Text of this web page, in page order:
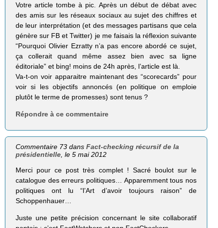
Votre article tombe à pic. Après un début de débat avec
des amis sur les réseaux sociaux au sujet des chiffres et
de leur interprétation (et des messages partisans que cela
génère sur FB et Twitter) je me faisais la réflexion suivante
“Pourquoi Olivier Ezratty n’a pas encore abordé ce sujet,
ça collerait quand même assez bien avec sa ligne
éditoriale” et bing! moins de 24h après, l’article est là.
Va-t-on voir apparaitre maintenant des “scorecards” pour
voir si les objectifs annoncés (en politique on emploie
plutôt le terme de promesses) sont tenus ?
Répondre à ce commentaire
Commentaire 73 dansFact-checking récursif de la
présidentielle , le 5 mai 2012
Merci pour ce post très complet ! Sacré boulot sur le
catalogue des erreurs politiques… Apparemment tous nos
politiques ont lu “l’Art d’avoir toujours raison” de
Schoppenhauer…
Juste une petite précision concernant le site collaboratif